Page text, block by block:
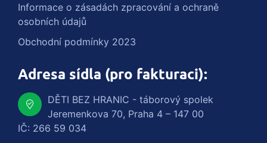
Informace o zásadách zpracování a ochraně
osobních údajů
Obchodní podmínky 2023
Adresa sídla (pro fakturaci):
DĚTI BEZ HRANIC - táborový spolek
Jeremenkova 70, Praha 4 – 147 00
IČ: 266 59 034